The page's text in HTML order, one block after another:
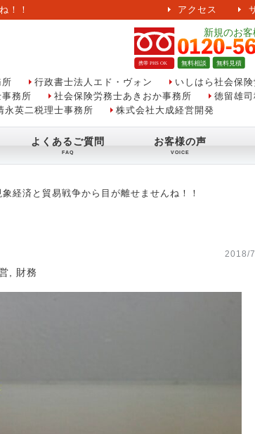
！！ アクセス
行政書士法人エド・ヴォン
いしはら社会保
務所 社会保険労務士あきおか事務所
徳留雄
永英二税理士事務所 株式会社大成経営開発
よくあるご質問 お客様の声
経済と貿易戦争から目が離せませんね！！
2018/
財務